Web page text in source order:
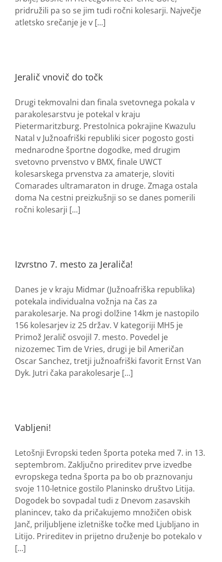
pridružili pa so se jim tudi ročni kolesarji. Največje
atletsko srečanje je v [...]
Jeralič vnovič do točk
Drugi tekmovalni dan finala svetovnega pokala v
parakolesarstvu je potekal v kraju
Pietermaritzburg. Prestolnica pokrajine Kwazulu
Natal v Južnoafriški republiki sicer pogosto gosti
mednarodne športne dogodke, med drugim
svetovno prvenstvo v BMX, finale UWCT
kolesarskega prvenstva za amaterje, sloviti
Comarades ultramaraton in druge. Zmaga ostala
doma Na cestni preizkušnji so se danes pomerili
ročni kolesarji [...]
Izvrstno 7. mesto za Jeraliča!
Danes je v kraju Midmar (Južnoafriška republika)
potekala individualna vožnja na čas za
parakolesarje. Na progi dolžine 14km je nastopilo
156 kolesarjev iz 25 držav. V kategoriji MH5 je
Primož Jeralič osvojil 7. mesto. Povedel je
nizozemec Tim de Vries, drugi je bil Američan
Oscar Sanchez, tretji južnoafriški favorit Ernst Van
Dyk. Jutri čaka parakolesarje [...]
Vabljeni!
Letošnji Evropski teden športa poteka med 7. in 13.
septembrom. Zaključno prireditev prve izvedbe
evropskega tedna športa pa bo ob praznovanju
svoje 110-letnice gostilo Planinsko društvo Litija.
Dogodek bo sovpadal tudi z Dnevom zasavskih
planincev, tako da pričakujemo množičen obisk
Janč, priljubljene izletniške točke med Ljubljano in
Litijo. Prireditev in prijetno druženje bo potekalo v
[...]